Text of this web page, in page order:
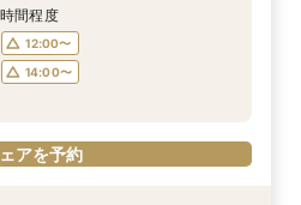
14:00〜
アを予約
14:00〜
アを予約
14:00〜
アを予約
アを予約
14:00〜
アを予約
アを予約
間程度
12:00〜
14:00〜
アを予約